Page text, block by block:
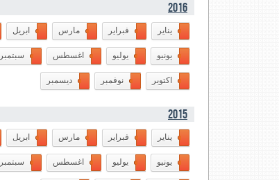
2016
يناير فبراير مارس ابريل
يونيو يوليو اغسطس سبتمبر
اكتوبر نوفمبر ديسمبر
2015
يناير فبراير مارس ابريل
يونيو يوليو اغسطس سبتمبر